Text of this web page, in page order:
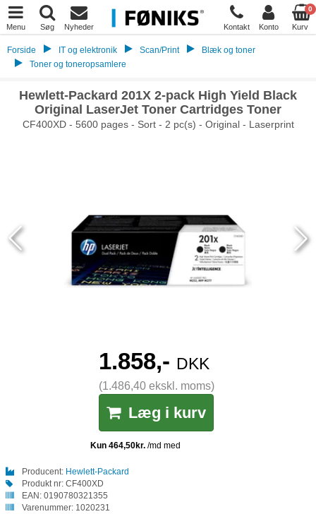
Menu Søg Nyheder Kontakt Konto
0
Kurv
Forside IT og elektronik Scan/Print
Blæk og toner
Toner og toneropsamlere
Hewlett-Packard 201X 2-pack High Yield Black
Original LaserJet Toner Cartridges Toner
CF400XD - 5600 pages - Sort - 2 pc(s) - Original - Laserprint
1.858,- DKK
(1.486,40 ekskl. moms)
Læg i kurv
Producent: Hewlett-Packard
Produkt nr: CF400XD
EAN: 0190780321355
Varenummer: 1020231